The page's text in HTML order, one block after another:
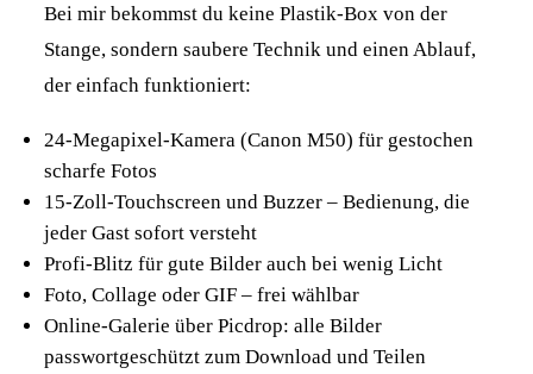
Bei mir bekommst du keine Plastik-Box von der
Stange, sondern saubere Technik und einen Ablauf,
der einfach funktioniert:
24-Megapixel-Kamera (Canon M50) für gestochen
scharfe Fotos
15-Zoll-Touchscreen und Buzzer – Bedienung, die
jeder Gast sofort versteht
Profi-Blitz für gute Bilder auch bei wenig Licht
Foto, Collage oder GIF – frei wählbar
Online-Galerie über Picdrop: alle Bilder
passwortgeschützt zum Download und Teilen